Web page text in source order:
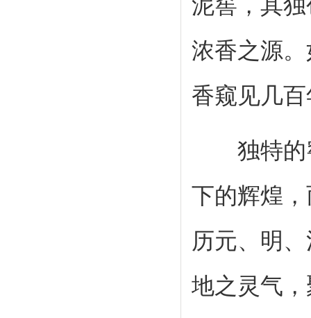
泥窖，其
浓香之源
香窥见几
独特的窖
下的辉煌
历元、明
地之灵气